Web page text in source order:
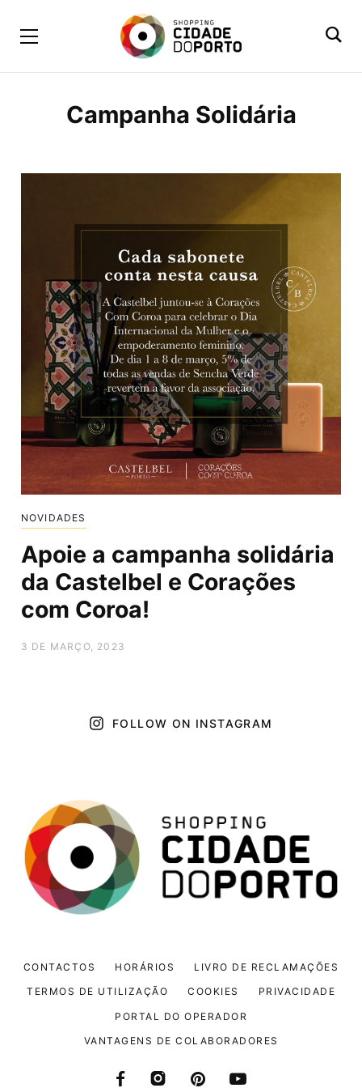
Campanha Solidária
NOVIDADES
Apoie a campanha solidária
da Castelbel e Corações
com Coroa!
3 DE MARÇO, 2023
FOLLOW ON INSTAGRAM
CONTACTOS HORÁRIOS LIVRO DE RECLAMAÇÕES
TERMOS DE UTILIZAÇÃO COOKIES PRIVACIDADE
PORTAL DO OPERADOR
VANTAGENS DE COLABORADORES